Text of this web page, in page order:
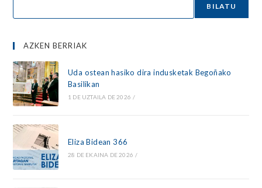
BILATU
AZKEN BERRIAK
Uda ostean hasiko dira indusketak Begoñako
Basilikan
1 DE UZTAILA DE 2026 /
Eliza Bidean 366
28 DE EKAINA DE 2026 /